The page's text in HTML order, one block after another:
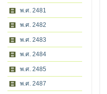
พ.ศ. 2481
พ.ศ. 2482
พ.ศ. 2483
พ.ศ. 2484
พ.ศ. 2485
พ.ศ. 2487